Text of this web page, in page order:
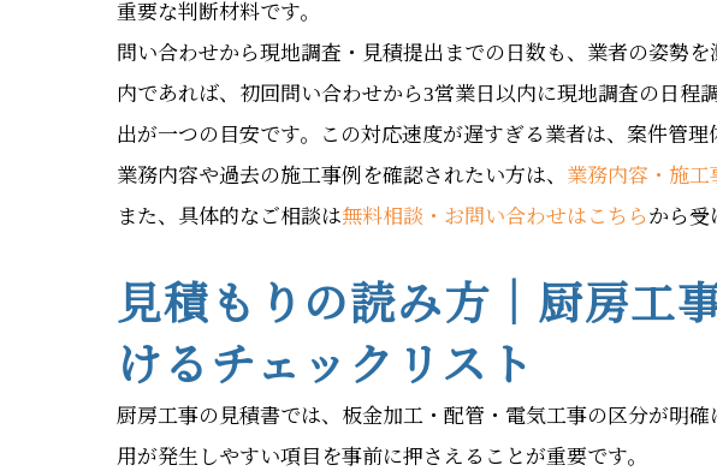
重要な判断材料です。
問い合わせから現地調査・見積提出までの日数も、業者の姿勢
内であれば、初回問い合わせから3営業日以内に現地調査の日程
出が一つの目安です。この対応速度が遅すぎる業者は、案件管理
業務内容や過去の施工事例を確認されたい方は、 業務内容・施工
また、具体的なご相談は無料相談・お問い合わせはこちら から受
見積もりの読み方｜厨房工
けるチェックリスト
厨房工事の見積書では、板金加工・配管・電気工事の区分が明
用が発生しやすい項目を事前に押さえることが重要です。